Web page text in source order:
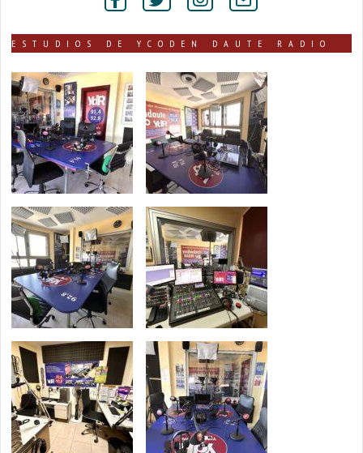
ESTUDIOS DE YCODEN DAUTE RADIO